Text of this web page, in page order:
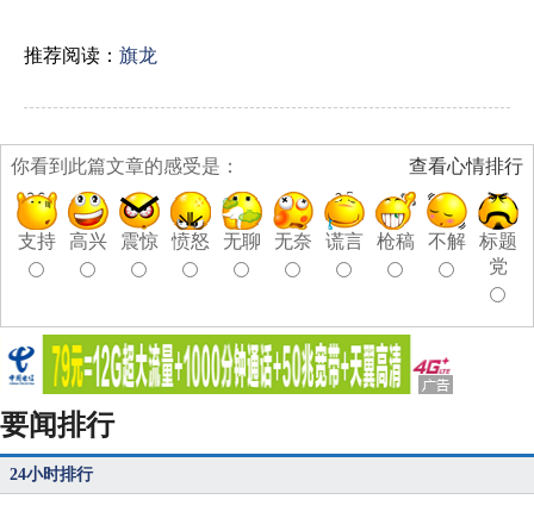
推荐阅读： 旗龙
查看心情排行
你看到此篇文章的感受是：
支持 高兴 震惊 愤怒 无聊 无奈 谎言 枪稿 不解
标题
党
要闻排行
24小时排行